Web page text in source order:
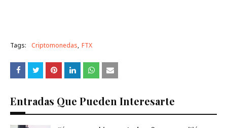
Tags: Criptomonedas FTX
Entradas Que Pueden Interesarte